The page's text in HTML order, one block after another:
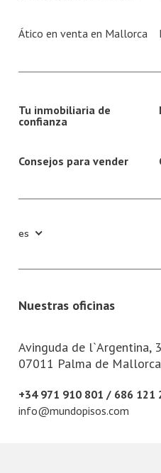
Ático en venta en Mallorca
Tu inmobiliaria de
confianza
Consejos para vender
es
Nuestras oficinas
Avinguda de l`Argentina,
07011 Palma de Mallorca
+34 971 910 801 / 686 121
info@mundopisos.com